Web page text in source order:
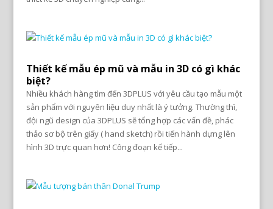
Thiết kế mẫu ép mũ và mẫu in 3D có gì khác
biệt?
Nhiều khách hàng tìm đến 3DPLUS với yêu cầu tạo mẫu một
sản phẩm với nguyên liệu duy nhất là ý tưởng. Thường thì,
đội ngũ design của 3DPLUS sẽ tổng hợp các vấn đề, phác
thảo sơ bộ trên giấy ( hand sketch) rồi tiến hành dựng lên
hình 3D trực quan hơn! Công đoạn kế tiếp...